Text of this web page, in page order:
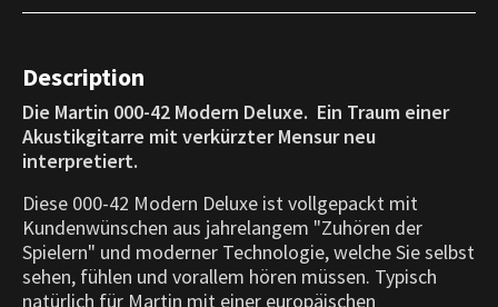
Description
Die Martin 000-42 Modern Deluxe. Ein Traum einer
Akustikgitarre mit verkürzter Mensur neu
interpretiert.
Diese 000-42 Modern Deluxe ist vollgepackt mit
Kundenwünschen aus jahrelangem "Zuhören der
Spielern" und moderner Technologie, welche Sie selbst
sehen, fühlen und vorallem hören müssen. Typisch
natürlich für Martin mit einer europäischen